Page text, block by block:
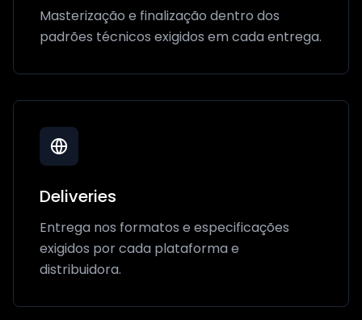
Masterização e finalização dentro dos
padrões técnicos exigidos em cada entrega.
Deliveries
Entrega nos formatos e especificações
exigidos por cada plataforma e
distribuidora.